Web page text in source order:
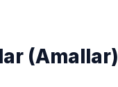
(Amallar)